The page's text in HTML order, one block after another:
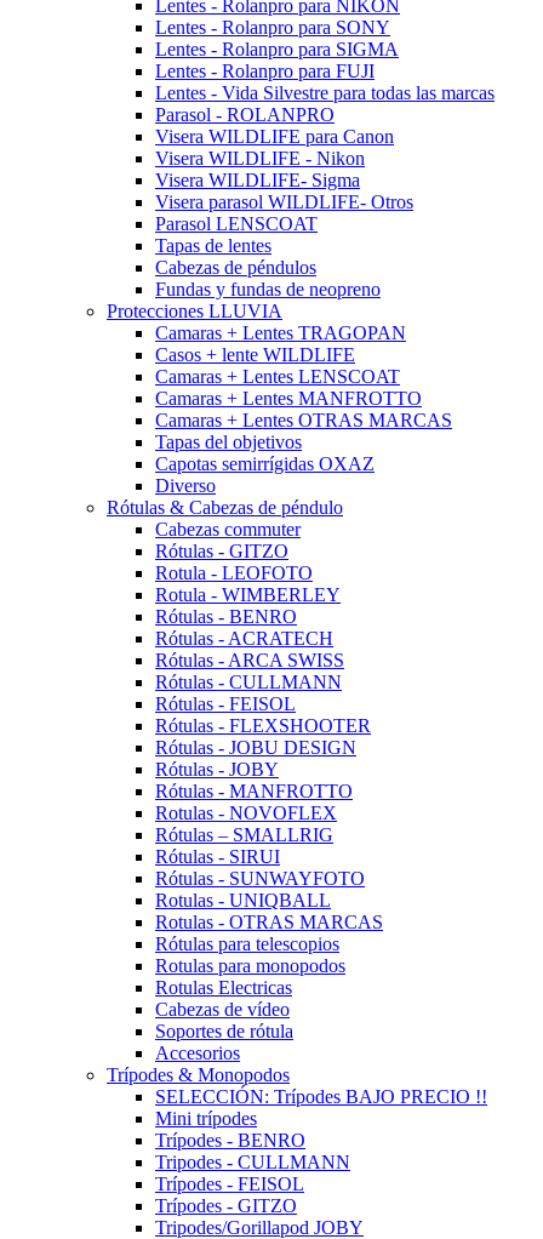
Lentes - Rolanpro para NIKON
Lentes - Rolanpro para SONY
Lentes - Rolanpro para SIGMA
Lentes - Rolanpro para FUJI
Lentes - Vida Silvestre para todas las marcas
Parasol - ROLANPRO
Visera WILDLIFE para Canon
Visera WILDLIFE - Nikon
Visera WILDLIFE- Sigma
Visera parasol WILDLIFE- Otros
Parasol LENSCOAT
Tapas de lentes
Cabezas de péndulos
Fundas y fundas de neopreno
Protecciones LLUVIA
Camaras + Lentes TRAGOPAN
Casos + lente WILDLIFE
Camaras + Lentes LENSCOAT
Camaras + Lentes MANFROTTO
Camaras + Lentes OTRAS MARCAS
Tapas del objetivos
Capotas semirrígidas OXAZ
Diverso
Rótulas & Cabezas de péndulo
Cabezas commuter
Rótulas - GITZO
Rotula - LEOFOTO
Rotula - WIMBERLEY
Rótulas - BENRO
Rótulas - ACRATECH
Rótulas - ARCA SWISS
Rótulas - CULLMANN
Rótulas - FEISOL
Rótulas - FLEXSHOOTER
Rótulas - JOBU DESIGN
Rótulas - JOBY
Rótulas - MANFROTTO
Rotulas - NOVOFLEX
Rótulas – SMALLRIG
Rótulas - SIRUI
Rótulas - SUNWAYFOTO
Rotulas - UNIQBALL
Rotulas - OTRAS MARCAS
Rótulas para telescopios
Rotulas para monopodos
Rotulas Electricas
Cabezas de vídeo
Soportes de rótula
Accesorios
Trípodes & Monopodos
SELECCIÓN: Trípodes BAJO PRECIO !!
Mini trípodes
Trípodes - BENRO
Tripodes - CULLMANN
Trípodes - FEISOL
Trípodes - GITZO
Tripodes/Gorillapod JOBY